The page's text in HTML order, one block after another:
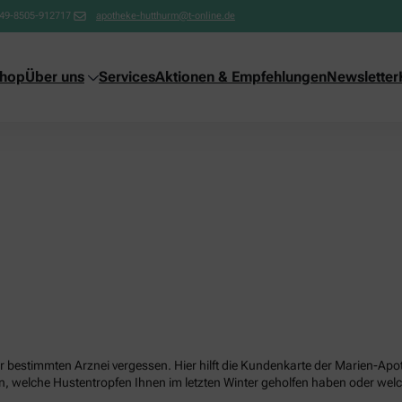
8505-912717 apotheke-hutthurm@t-online.de
Über uns ServicesAktionen & EmpfehlungenNewsletter
bestimmten Arznei vergessen. Hier hilft die Kundenkarte der Marien-
welche Hustentropfen Ihnen im letzten Winter geholfen haben oder